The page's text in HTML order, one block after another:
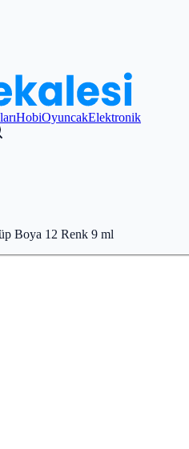
HobiOyuncakElektronik
Boya 12 Renk 9 ml